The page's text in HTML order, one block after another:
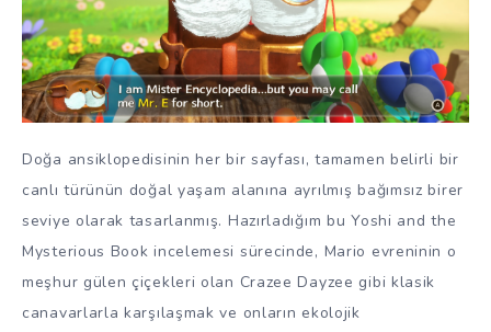
Doğa ansiklopedisinin her bir sayfası, tamamen belirli bir
canlı türünün doğal yaşam alanına ayrılmış bağımsız birer
seviye olarak tasarlanmış. Hazırladığım bu Yoshi and the
Mysterious Book incelemesi sürecinde, Mario evreninin o
meşhur gülen çiçekleri olan Crazee Dayzee gibi klasik
canavarlarla karşılaşmak ve onların ekolojik